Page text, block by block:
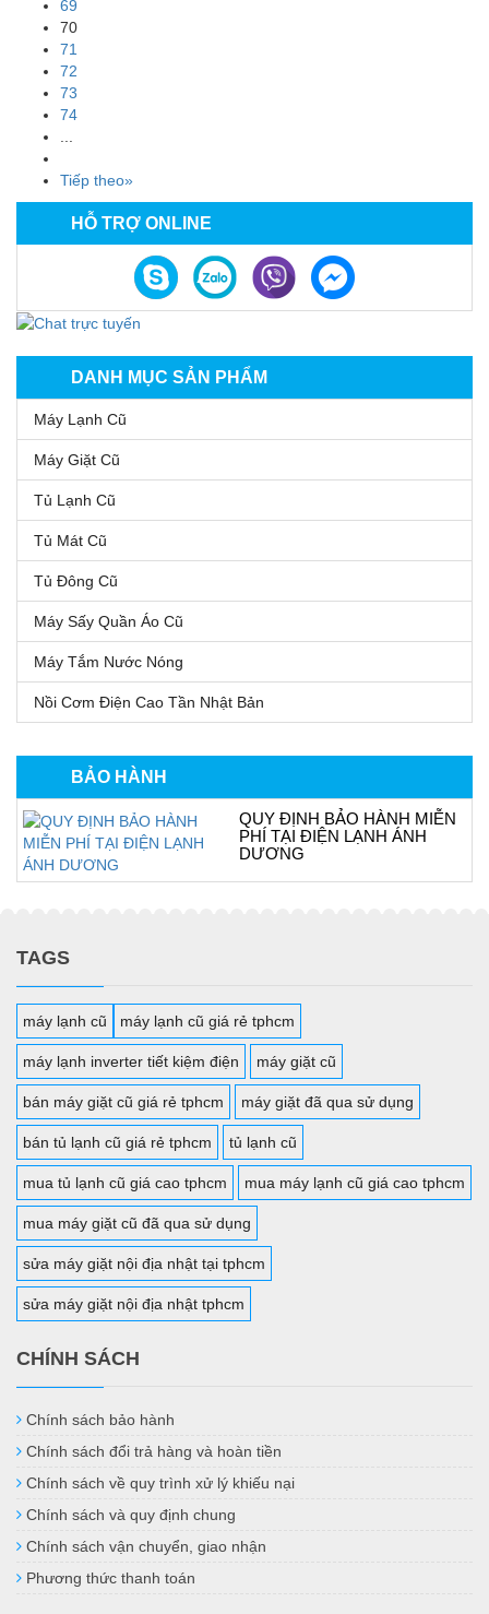
HỖ TRỢ ONLINE
DANH MỤC SẢN PHẨM
Máy Lạnh Cũ
Máy Giặt Cũ
Tủ Lạnh Cũ
Tủ Mát Cũ
Tủ Đông Cũ
Máy Sấy Quần Áo Cũ
Máy Tắm Nước Nóng
Nồi Cơm Điện Cao Tần Nhật Bản
BẢO HÀNH
QUY ĐỊNH BẢO HÀNH MIỄN
PHÍ TẠI ĐIỆN LẠNH ÁNH
DƯƠNG
69
70
71
72
73
74
Tiếp theo»
TAGS
máy lạnh cũ máy lạnh cũ giá rẻ tphcm
máy lạnh inverter tiết kiệm điện máy giặt cũ
bán máy giặt cũ giá rẻ tphcm máy giặt đã qua sử dụng
bán tủ lạnh cũ giá rẻ tphcm tủ lạnh cũ
mua tủ lạnh cũ giá cao tphcm mua máy lạnh cũ giá cao tphcm
mua máy giặt cũ đã qua sử dụng
sửa máy giặt nội địa nhật tại tphcm
sửa máy giặt nội địa nhật tphcm
CHÍNH SÁCH
Chính sách bảo hành
Chính sách đổi trả hàng và hoàn tiền
Chính sách về quy trình xử lý khiếu nại
Chính sách và quy định chung
Chính sách vận chuyển, giao nhận
Phương thức thanh toán